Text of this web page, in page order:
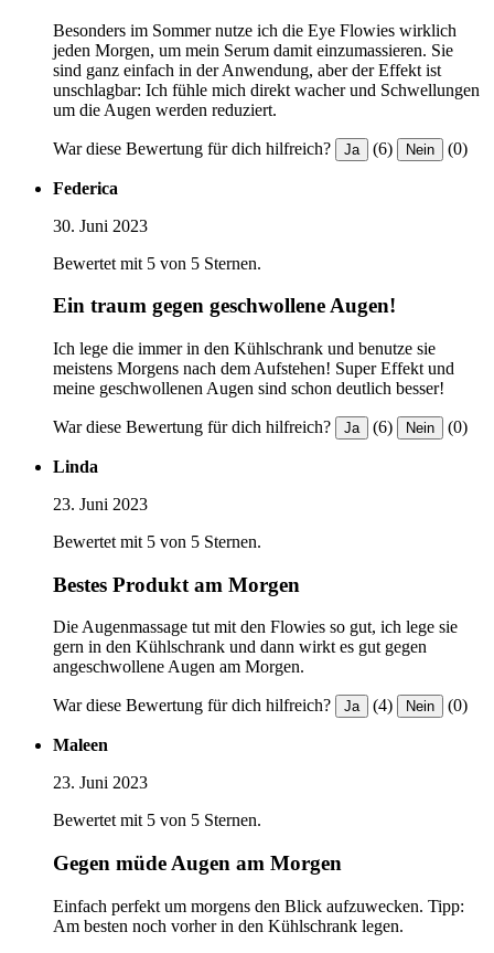
Besonders im Sommer nutze ich die Eye Flowies wirklich
jeden Morgen, um mein Serum damit einzumassieren. Sie
sind ganz einfach in der Anwendung, aber der Effekt ist
unschlagbar: Ich fühle mich direkt wacher und Schwellungen
um die Augen werden reduziert.
War diese Bewertung für dich hilfreich? Ja (6) Nein (0)
Federica
30. Juni 2023
Bewertet mit 5 von 5 Sternen.
Ein traum gegen geschwollene Augen!
Ich lege die immer in den Kühlschrank und benutze sie
meistens Morgens nach dem Aufstehen! Super Effekt und
meine geschwollenen Augen sind schon deutlich besser!
War diese Bewertung für dich hilfreich? Ja (6) Nein (0)
Linda
23. Juni 2023
Bewertet mit 5 von 5 Sternen.
Bestes Produkt am Morgen
Die Augenmassage tut mit den Flowies so gut, ich lege sie
gern in den Kühlschrank und dann wirkt es gut gegen
angeschwollene Augen am Morgen.
War diese Bewertung für dich hilfreich? Ja (4) Nein (0)
Maleen
23. Juni 2023
Bewertet mit 5 von 5 Sternen.
Gegen müde Augen am Morgen
Einfach perfekt um morgens den Blick aufzuwecken. Tipp:
Am besten noch vorher in den Kühlschrank legen.